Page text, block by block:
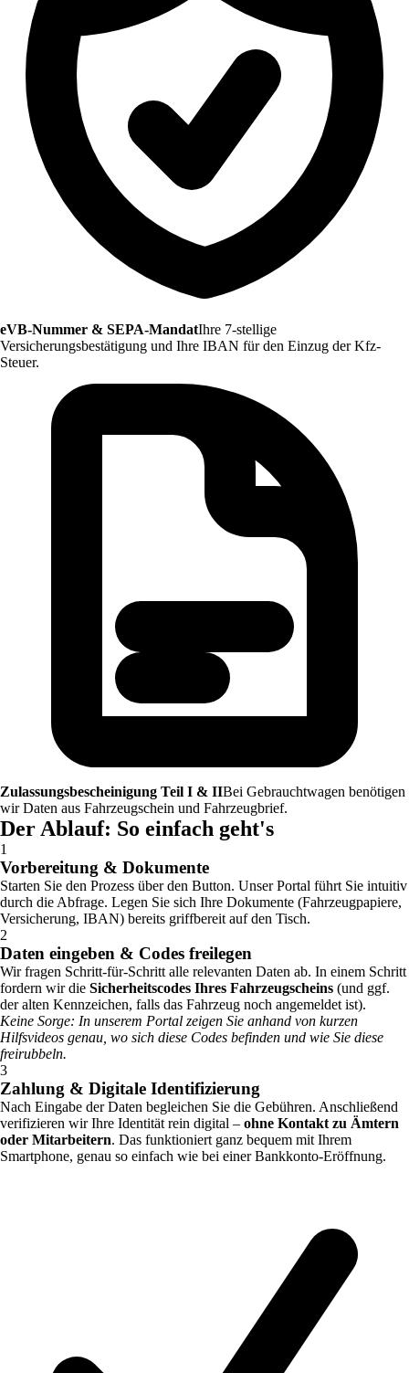
eVB-Nummer & SEPA-MandatIhre 7-stellige
Versicherungsbestätigung und Ihre IBAN für den Einzug der Kfz-
Steuer.
Zulassungsbescheinigung Teil I & IIBei Gebrauchtwagen benötigen
wir Daten aus Fahrzeugschein und Fahrzeugbrief.
Der Ablauf: So einfach geht's
1
Vorbereitung & Dokumente
Starten Sie den Prozess über den Button. Unser Portal führt Sie intuitiv
durch die Abfrage. Legen Sie sich Ihre Dokumente (Fahrzeugpapiere,
Versicherung, IBAN) bereits griffbereit auf den Tisch.
2
Daten eingeben & Codes freilegen
Wir fragen Schritt-für-Schritt alle relevanten Daten ab. In einem Schritt
fordern wir die Sicherheitscodes Ihres Fahrzeugscheins (und ggf.
der alten Kennzeichen, falls das Fahrzeug noch angemeldet ist).
Keine Sorge: In unserem Portal zeigen Sie anhand von kurzen
Hilfsvideos genau, wo sich diese Codes befinden und wie Sie diese
freirubbeln.
3
Zahlung & Digitale Identifizierung
Nach Eingabe der Daten begleichen Sie die Gebühren. Anschließend
verifizieren wir Ihre Identität rein digital – ohne Kontakt zu Ämtern
oder Mitarbeitern. Das funktioniert ganz bequem mit Ihrem
Smartphone, genau so einfach wie bei einer Bankkonto-Eröffnung.